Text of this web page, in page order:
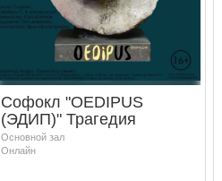
Софокл "OEDIPUS
(ЭДИП)" Трагедия
Основной зал
Онлайн